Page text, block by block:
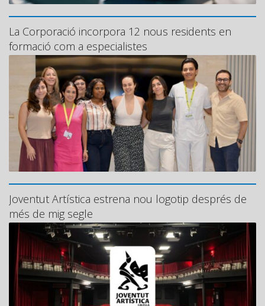
La Corporació incorpora 12 nous residents en
formació com a especialistes
Joventut Artística estrena nou logotip després de
més de mig segle